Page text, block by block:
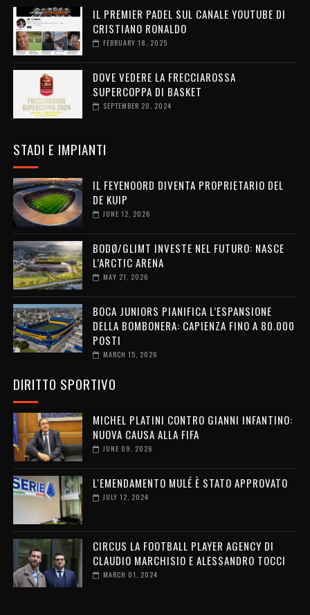
IL PREMIER PADEL SUL CANALE YOUTUBE DI
CRISTIANO RONALDO
FEBRUARY 18, 2025
DOVE VEDERE LA FRECCIAROSSA
SUPERCOPPA DI BASKET
SEPTEMBER 20, 2024
STADI E IMPIANTI
IL FEYENOORD DIVENTA PROPRIETARIO DEL
DE KUIP
JUNE 12, 2026
BODØ/GLIMT INVESTE NEL FUTURO: NASCE
L’ARCTIC ARENA
MAY 21, 2026
BOCA JUNIORS PIANIFICA L’ESPANSIONE
DELLA BOMBONERA: CAPIENZA FINO A 80.000
POSTI
MARCH 15, 2026
DIRITTO SPORTIVO
MICHEL PLATINI CONTRO GIANNI INFANTINO:
NUOVA CAUSA ALLA FIFA
JUNE 09, 2026
L'EMENDAMENTO MULÉ È STATO APPROVATO
JULY 12, 2024
CIRCUS LA FOOTBALL PLAYER AGENCY DI
CLAUDIO MARCHISIO E ALESSANDRO TOCCI
MARCH 01, 2024